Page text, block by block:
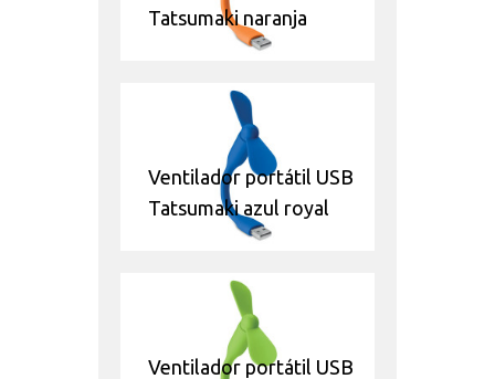
Tatsumaki naranja
Ventilador portátil USB
Tatsumaki azul royal
Ventilador portátil USB